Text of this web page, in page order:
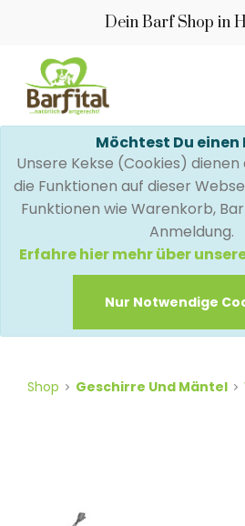
Dein Barf Shop in
Möchtest Du einen
Unsere Kekse (Cookies)
die Funktionen auf dieser
Funktionen wie Warenkorb,
Anmeldung.
Erfahre hier mehr über
Nur Notwendige
Shop Geschirre Und Mäntel